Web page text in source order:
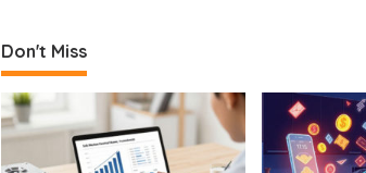
Don't Miss